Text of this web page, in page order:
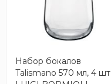
Набор бокалов
Talismano 570 мл, 4 шт